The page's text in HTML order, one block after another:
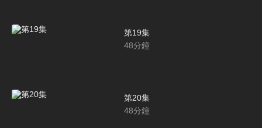
第19集
48分鐘
第20集
48分鐘